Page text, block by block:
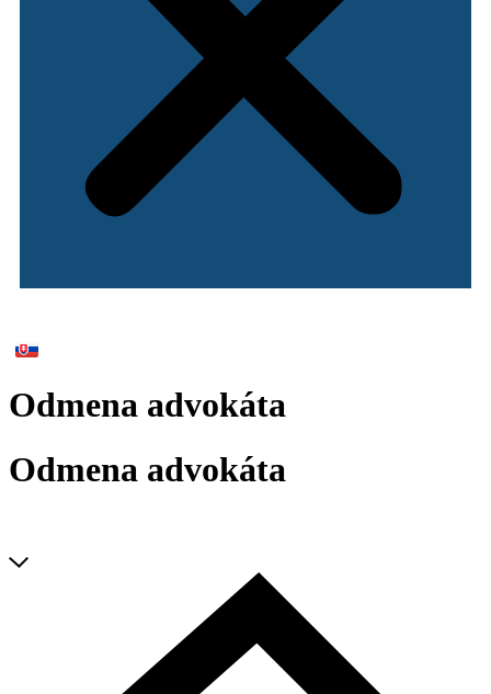
Odmena advokáta
Odmena advokáta